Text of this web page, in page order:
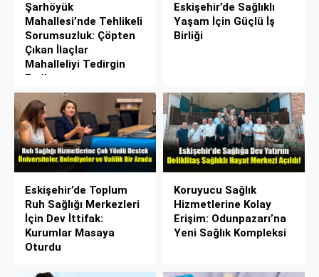
Şarhöyük
Mahallesi’nde Tehlikeli
Sorumsuzluk: Çöpten
Çıkan İlaçlar
Mahalleliyi Tedirgin
Etti!
Eskişehir’de Sağlıklı
Yaşam İçin Güçlü İş
Birliği
Eskişehir’de Toplum
Ruh Sağlığı Merkezleri
İçin Dev İttifak:
Kurumlar Masaya
Oturdu
Koruyucu Sağlık
Hizmetlerine Kolay
Erişim: Odunpazarı’na
Yeni Sağlık Kompleksi